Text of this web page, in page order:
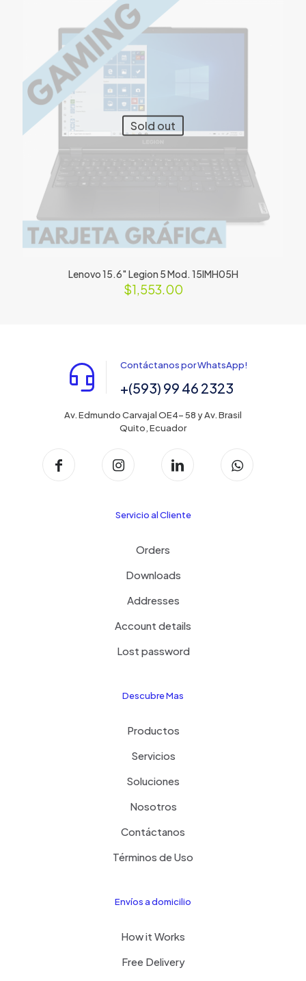
Sold out
Lenovo 15.6″ Legion 5 Mod. 15IMH05H
$1,553.00
Contáctanos por WhatsApp!
+(593) 99 46 2323
Av. Edmundo Carvajal OE4- 58 y Av. Brasil
Quito, Ecuador
Servicio al Cliente
Orders
Downloads
Addresses
Account details
Lost password
Descubre Mas
Productos
Servicios
Soluciones
Nosotros
Contáctanos
Términos de Uso
Envíos a domicilio
How it Works
Free Delivery